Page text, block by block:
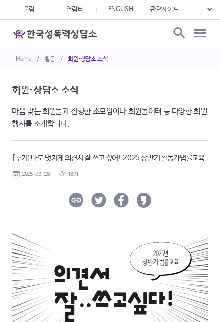
Home / 활동 / 회원·상담소 소식
울림 열림터 ENGLISH
회원·상담소 소식
마음 맞는 회원들과 진행한 소모임이나 회원놀이터 등 다양한 회원
행사를 소개합니다.
[후기] 나도 멋지게 의견서 잘 쓰고 싶어! 2025 상반기 활동가법률교육
2025-03-28 1891